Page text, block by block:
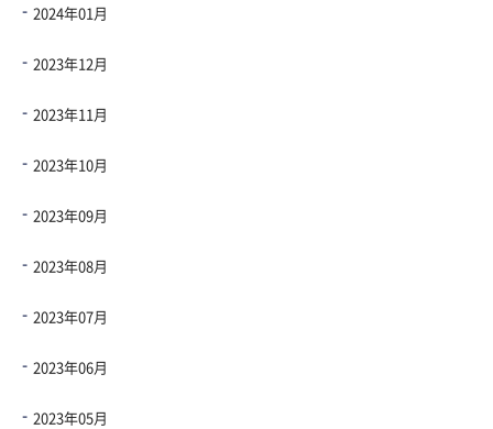
2024年01月
2023年12月
2023年11月
2023年10月
2023年09月
2023年08月
2023年07月
2023年06月
2023年05月